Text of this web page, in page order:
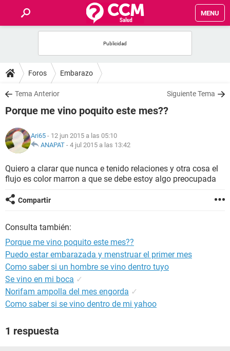
MENU
FOROS
SALUD
FAMILIA
NUTRICIÓN
BIENESTAR
SEXUALIDAD
GLOSARIO
Foros Embarazo
Tema Anterior Siguiente Tema
Porque me vino poquito este mes??
Ari65 - 12 jun 2015 a las 05:10
ANAPAT - 4 jul 2015 a las 13:42
Quiero a clarar que nunca e tenido relaciones y otra cosa el
flujo es color marron a que se debe estoy algo preocupada
Compartir
Consulta también:
Porque me vino poquito este mes??
Puedo estar embarazada y menstruar el primer mes
Como saber si un hombre se vino dentro tuyo
Se vino en mi boca ✓
Norifam ampolla del mes engorda ✓
Como saber si se vino dentro de mi yahoo
1 respuesta